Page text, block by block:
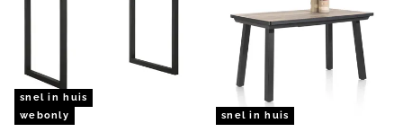
snel in huis
webonly
snel in huis